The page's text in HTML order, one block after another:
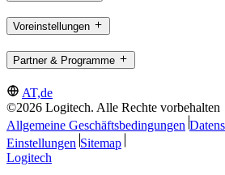
Voreinstellungen
Partner & Programme
AT,de
©2026 Logitech. Alle Rechte vorbehalten
Allgemeine Geschäftsbedingungen
Einstellungen Sitemap
Logitech